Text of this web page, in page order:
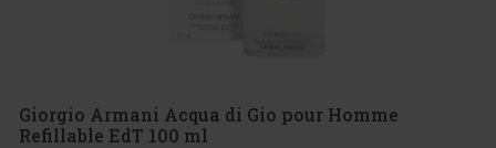
Giorgio Armani Acqua di Gio pour Homme
Refillable EdT 100 ml